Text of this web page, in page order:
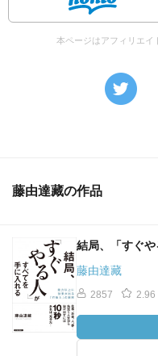
本ページはアフィリエイ
藤由達藏の作品
結局、「すぐ
藤由達藏
2857 2.96